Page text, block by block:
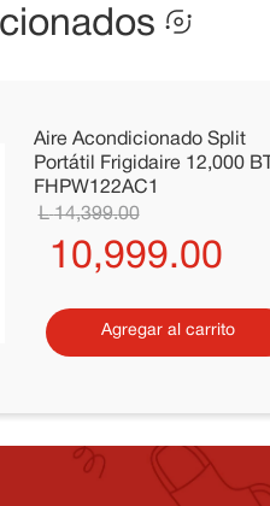
Aire Acondicionado Split
Portátil Frigidaire 12,000
FHPW122AC1
14,399.00
10,999.00
Agregar al carrito